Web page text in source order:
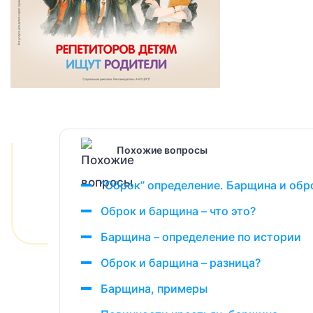
Похожие вопросы
“Оброк” определение. Барщина и
Оброк и барщина – что это?
Барщина – определение по истории
Оброк и барщина – разница?
Барщина, примеры